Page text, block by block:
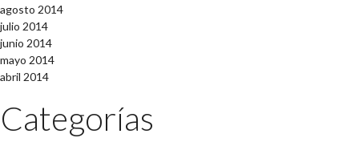
agosto 2014
julio 2014
junio 2014
mayo 2014
abril 2014
Categorías